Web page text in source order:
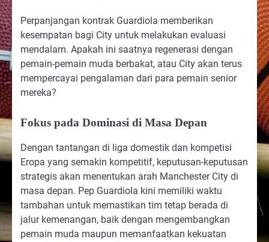
Perpanjangan kontrak Guardiola memberikan
kesempatan bagi City untuk melakukan evaluasi
mendalam. Apakah ini saatnya regenerasi dengan
pemain-pemain muda berbakat, atau City akan terus
mempercayai pengalaman dari para pemain senior
mereka?
Fokus pada Dominasi di Masa Depan
Dengan tantangan di liga domestik dan kompetisi
Eropa yang semakin kompetitif, keputusan-keputusan
strategis akan menentukan arah Manchester City di
masa depan. Pep Guardiola kini memiliki waktu
tambahan untuk memastikan tim tetap berada di
jalur kemenangan, baik dengan mengembangkan
pemain muda maupun memanfaatkan kekuatan